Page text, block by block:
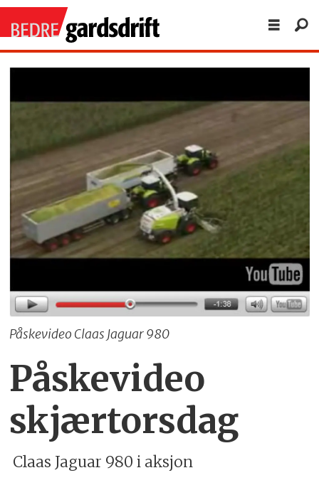
Påskevideo Claas Jaguar 980
Påskevideo
skjærtorsdag
Claas Jaguar 980 i aksjon